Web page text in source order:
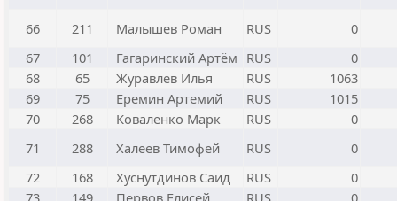
66 211 Малышев Роман RUS
0
67
101 Гагаринский Артём RUS
0
68
65 Журавлев Илья RUS
1063
69
75 Еремин Артемий RUS
1015
70
268 Коваленко Марк RUS
0
71
288 Халеев Тимофей RUS
0
72
168 Хуснутдинов Саид RUS
0
73
149 Первов Елисей RUS 0